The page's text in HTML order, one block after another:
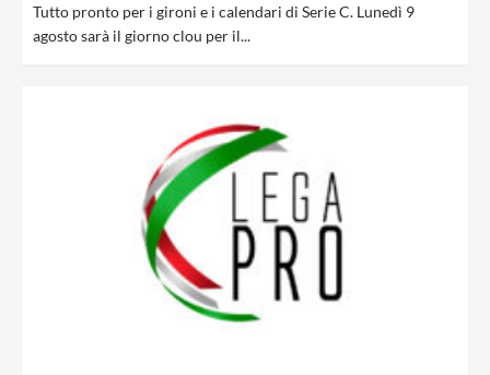
Tutto pronto per i gironi e i calendari di Serie C. Lunedì 9
agosto sarà il giorno clou per il...